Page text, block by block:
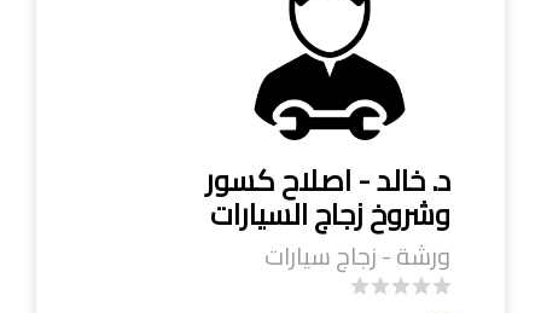
د. خالد - اصلاح كسور
وشروخ زجاج السيارات
ورشة - زجاج سيارات